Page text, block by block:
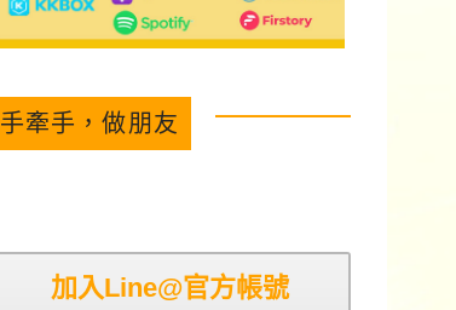
手牽手，做朋友
加入Line@官方帳號